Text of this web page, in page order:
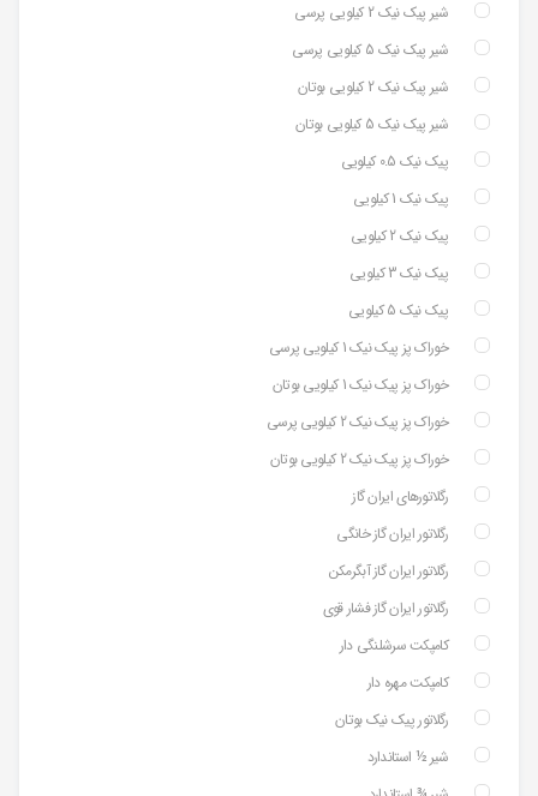
شیر پیک نیک 2 کیلویی پرسی
شیر پیک نیک 5 کیلویی پرسی
شیر پیک نیک 2 کیلویی بوتان
شیر پیک نیک 5 کیلویی بوتان
پیک نیک 0.5 کیلویی
پیک نیک 1 کیلویی
پیک نیک 2 کیلویی
پیک نیک 3 کیلویی
پیک نیک 5 کیلویی
خوراک پز پیک نیک 1 کیلویی پرسی
خوراک پز پیک نیک 1 کیلویی بوتان
خوراک پز پیک نیک 2 کیلویی پرسی
خوراک پز پیک نیک 2 کیلویی بوتان
رگلاتورهای ایران گاز
رگلاتور ایران گاز خانگی
رگلاتور ایران گاز آبگرمکن
رگلاتور ایران گاز فشار قوی
کامپکت سرشلنگی دار
کامپکت مهره دار
رگلاتور پیک نیک بوتان
شیر ½ استاندارد